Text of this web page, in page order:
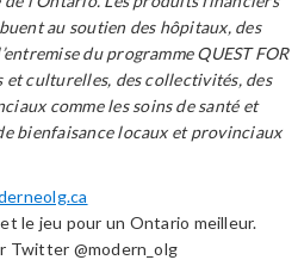
au soutien des hôpitaux, des
du programme QUEST FOR
et culturelles, des collectivités, des
comme les soins de santé et
bienfaisance locaux et provinciaux
le jeu pour un Ontario meilleur.
Twitter @modern_olg